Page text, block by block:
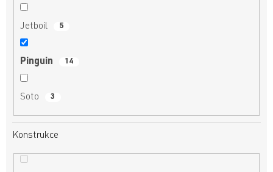
Jetboil 5
Pinguin 14
Soto 3
Konstrukce